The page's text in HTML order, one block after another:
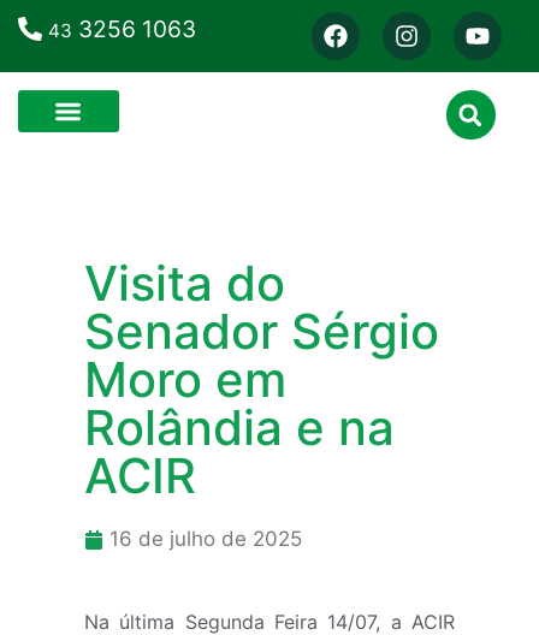
43 3256 1063
Visita do
Senador Sérgio
Moro em
Rolândia e na
ACIR
16 de julho de 2025
Na última Segunda Feira 14/07, a ACIR